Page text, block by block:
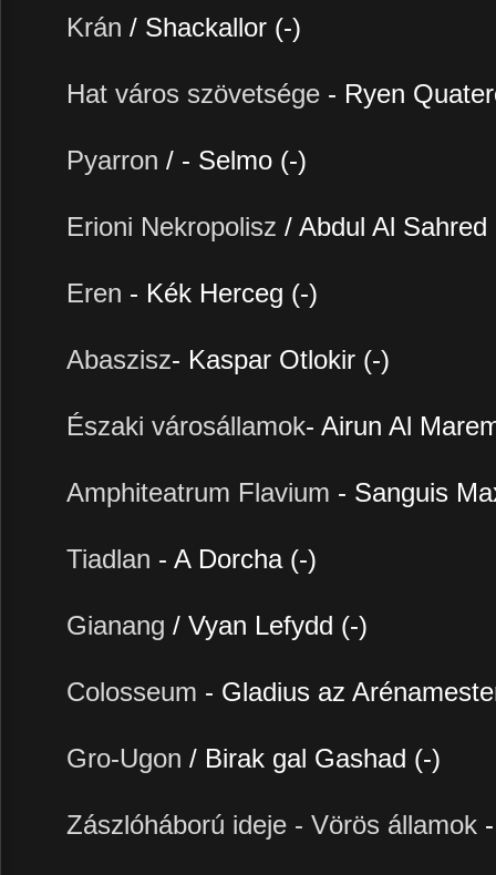
Krán / Shackallor (-)
Hat város szövetsége - Ryen
Pyarron / - Selmo (-)
Erioni Nekropolisz / Abdul Al Sahred
Eren - Kék Herceg (-)
Abaszisz- Kaspar Otlokir (-)
Északi városállamok- Airun Al
Amphiteatrum Flavium - Sanguis
Tiadlan - A Dorcha (-)
Gianang / Vyan Lefydd (-)
Colosseum - Gladius az
Gro-Ugon / Birak gal Gashad (-)
Zászlóháború ideje - Vörös államok